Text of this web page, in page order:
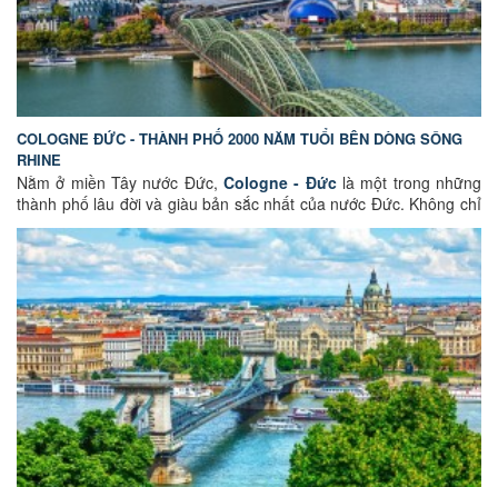
COLOGNE ĐỨC - THÀNH PHỐ 2000 NĂM TUỔI BÊN DÒNG SÔNG
RHINE
Nằm ở miền Tây nước Đức, Cologne - Đứclà một trong những
thành phố lâu đời và giàu bản sắc nhất của nước Đức. Không chỉ
là trung tâm văn hóa – lịch sử quan trọng, nơi đây còn mang một
vẻ đẹp trầm lắng, cổ kính đan xen nét hiện đại. Những công trình
kiến trúc Romanesque, nhà thờ Gothic, các con phố lát đá cổ, và
đặc biệt là dòng sông Rhine thơ mộng uốn lượn qua thành phố –
tất cả tạo nên một bức tranh Cologne vừa trữ tình, vừa sống
động, níu chân biết bao du khách. Hãy cùngGoEuGo Việt Nam
khám phá vẻ đẹp của thành phố Cologne qua những dấu ấn lịch
sử, văn hóa và những trải nghiệm không thể bỏ lỡ nhé